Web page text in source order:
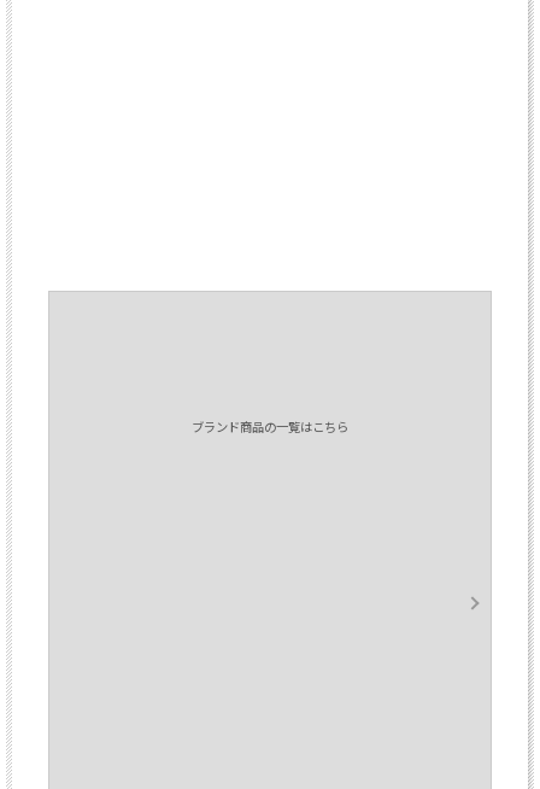
ブランド商品の一覧はこちら